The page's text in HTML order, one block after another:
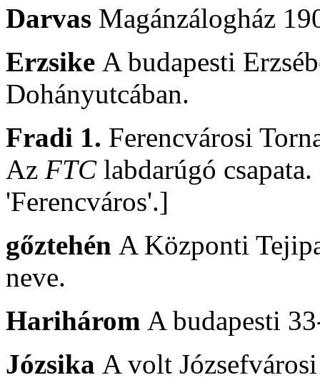
Darvas Magánzálogház
Erzsike A budapesti
Dohányutcában.
Fradi 1. Ferencvárosi
Az FTClabdarúgó
'Ferencváros'.]
gőztehén A Központi
neve.
Harihárom A budapesti
Józsika A volt